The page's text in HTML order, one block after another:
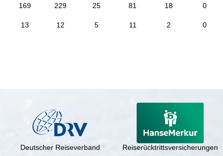
169 229 25 81 18 0
13 12 5 11 2 0
Deutscher Reiseverband
Reiserücktrittsversicherungen